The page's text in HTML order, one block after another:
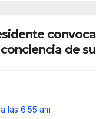
de
las 6:55 am